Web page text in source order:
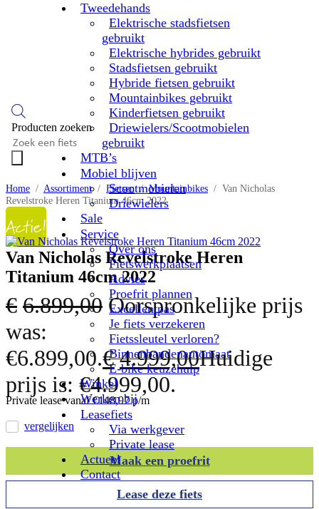
Producten zoeken
Tweedehands
Elektrische stadsfietsen
gebruikt
Elektrische hybrides gebruikt
Stadsfietsen gebruikt
Hybride fietsen gebruikt
Mountainbikes gebruikt
Kinderfietsen gebruikt
Driewielers/Scootmobielen
gebruikt
MTB’s
Mobiel blijven
Scootmobielen
Driewielers
Sale
Service
Over ons
Fietswerkplaatsen
Advies
Proefrit plannen
Excellentpas
Je fiets verzekeren
Fietssleutel verloren?
Binnenbandenautomaat
E-bike keuzehulp
Winkel
Werken bij
Leasefiets
Via werkgever
Private lease
Actueel
Contact
Home / Assortiment/ Fietsen/Mountainbikes / Van Nicholas
Revelstroke Heren Titanium 46cm 2022
Actie!
Van Nicholas Revelstroke Heren
Titanium 46cm 2022
€ 6.899,00 Oorspronkelijke prijs
was:
€6.899,00.€ 4.999,00Huidige
prijs is: €4.999,00.
Private lease vanaf €148,97 p/m
vergelijken
Maak een proefrit
Lease deze fiets